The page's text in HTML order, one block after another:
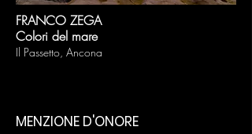
FRANCO ZEGA
Colori del mare
Il Passetto, Ancona
MENZIONE D'ONORE